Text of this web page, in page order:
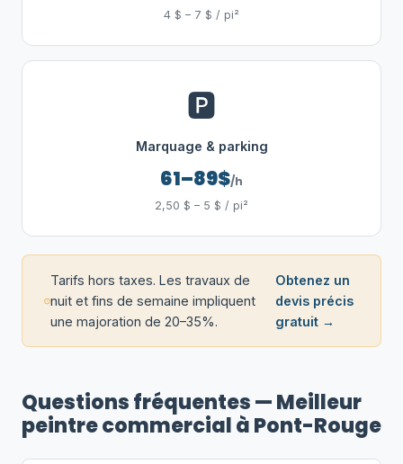
4 $ – 7 $ / pi²
🅿️
Marquage & parking
61–89$/h
2,50 $ – 5 $ / pi²
Tarifs hors taxes. Les travaux de
nuit et fins de semaine impliquent
une majoration de 20–35%.
Obtenez un
devis précis
gratuit →
Questions fréquentes — Meilleur
peintre commercial à Pont-Rouge